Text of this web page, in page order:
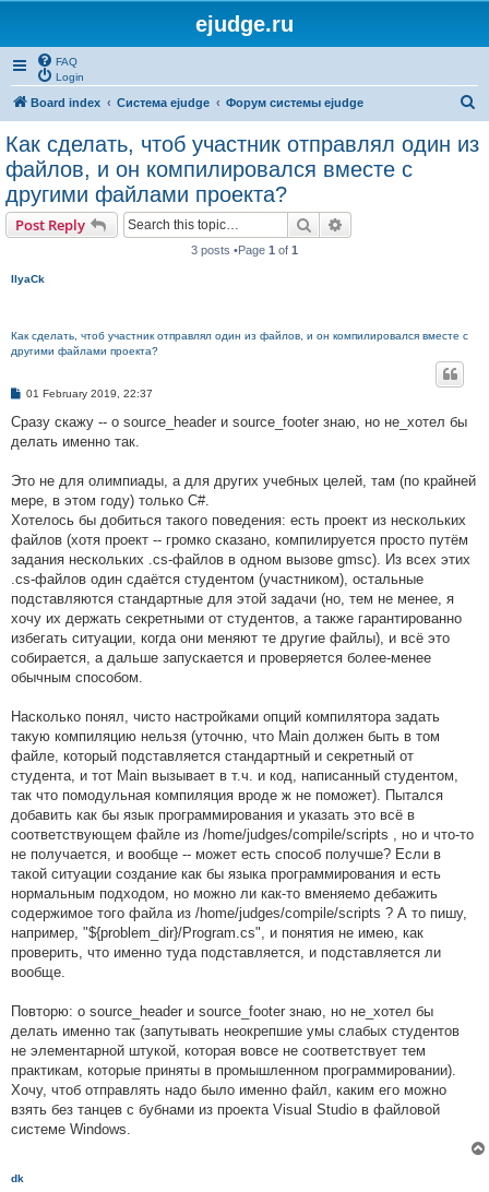
ejudge.ru
FAQ
Login
Board index Система ejudge Форум системы ejudge
a
Как сделать, чтоб участник отправлял один из
файлов, и он компилировался вместе с
другими файлами проекта?
Post Reply Search
3 posts •Page 1 of 1
IlyaCk
Как сделать, чтоб участник отправлял один из файлов, и он компилировался вместе с
другими файлами проекта?
P
s
t
01 February 2019, 22:37
Сразу скажу -- о source_header и source_footer знаю, но не_хотел бы
делать именно так.
Это не для олимпиады, а для других учебных целей, там (по крайней
мере, в этом году) только C#.
Хотелось бы добиться такого поведения: есть проект из нескольких
файлов (хотя проект -- громко сказано, компилируется просто путём
задания нескольких .cs-файлов в одном вызове gmsc). Из всех этих
.cs-файлов один сдаётся студентом (участником), остальные
подставляются стандартные для этой задачи (но, тем не менее, я
хочу их держать секретными от студентов, а также гарантированно
избегать ситуации, когда они меняют те другие файлы), и всё это
собирается, а дальше запускается и проверяется более-менее
обычным способом.
Насколько понял, чисто настройками опций компилятора задать
такую компиляцию нельзя (уточню, что Main должен быть в том
файле, который подставляется стандартный и секретный от
студента, и тот Main вызывает в т.ч. и код, написанный студентом,
так что помодульная компиляция вроде ж не поможет). Пытался
добавить как бы язык программирования и указать это всё в
соответствующем файле из /home/judges/compile/scripts , но и что-то
не получается, и вообще -- может есть способ получше? Если в
такой ситуации создание как бы языка программирования и есть
нормальным подходом, но можно ли как-то вменяемо дебажить
содержимое того файла из /home/judges/compile/scripts ? А то пишу,
например, "${problem_dir}/Program.cs", и понятия не имею, как
проверить, что именно туда подставляется, и подставляется ли
вообще.
Повторю: о source_header и source_footer знаю, но не_хотел бы
делать именно так (запутывать неокрепшие умы слабых студентов
не элементарной штукой, которая вовсе не соответствует тем
практикам, которые приняты в промышленном программировании).
Хочу, чтоб отправлять надо было именно файл, каким его можно
взять без танцев с бубнами из проекта Visual Studio в файловой
системе Windows.
dk